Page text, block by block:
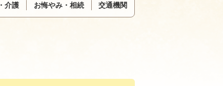
介護 お悔やみ・相続 交通機関